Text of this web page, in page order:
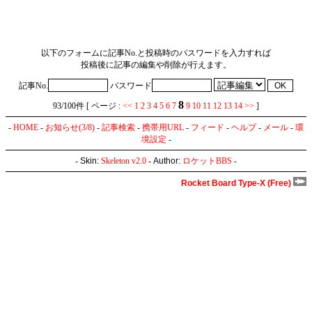
以下のフォームに記事No.と投稿時のパスワードを入力すれば
投稿後に記事の編集や削除が行えます。
記事No. パスワード
93/100件 [ ページ : << 1 2 3 4 5 6 7 8 9 10 11 12 13 14 >> ]
- HOME - お知らせ(3/8) - 記事検索 - 携帯用URL - フィード - ヘルプ- メール - 環
境設定 -
- Skin: Skeleton v2.0 - Author: ロケットBBS -
Rocket Board Type-X (Free)